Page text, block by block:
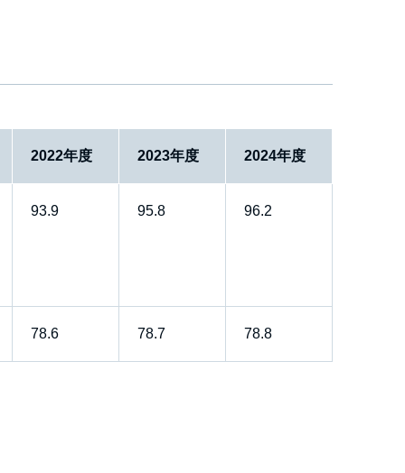
2022年度 2023年度 2024年度
93.9 95.8 96.2
78.6 78.7 78.8